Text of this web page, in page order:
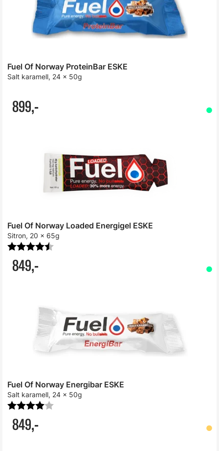
Fuel Of Norway ProteinBar ESKE
Salt karamell, 24 x 50g
899,-
Fuel Of Norway Loaded Energigel ESKE
Sitron, 20 x 65g
849,-
Karakter:
Fuel Of Norway Energibar ESKE
Salt karamell, 24 x 50g
849,-
Karakter: